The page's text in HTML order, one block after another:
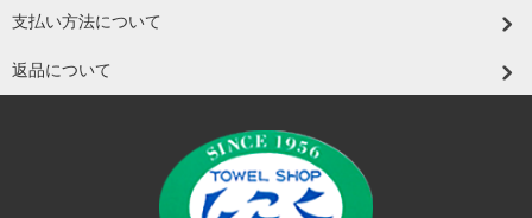
支払い方法について
返品について